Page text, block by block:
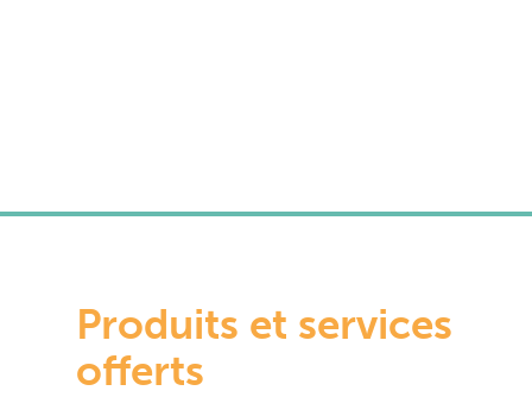
Produits et services
offerts